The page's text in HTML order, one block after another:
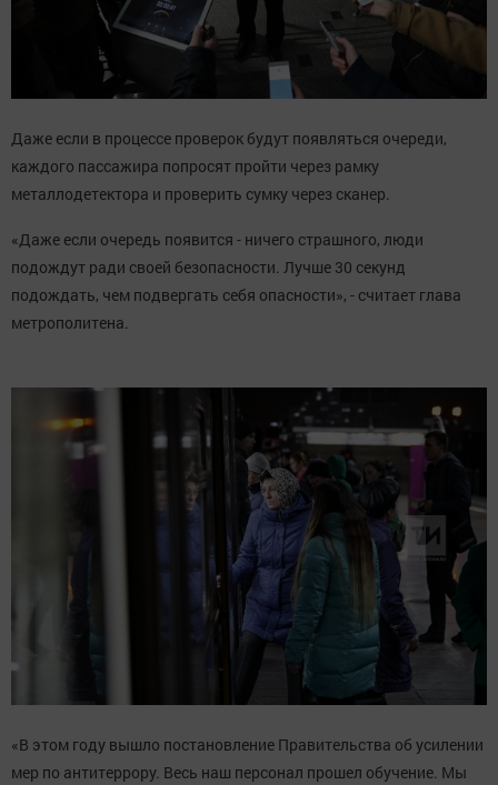
Даже если в процессе проверок будут появляться очереди,
каждого пассажира попросят пройти через рамку
металлодетектора и проверить сумку через сканер.
«Даже если очередь появится - ничего страшного, люди
подождут ради своей безопасности. Лучше 30 секунд
подождать, чем подвергать себя опасности», - считает глава
метрополитена.
«В этом году вышло постановление Правительства об усилении
мер по антитеррору. Весь наш персонал прошел обучение. Мы